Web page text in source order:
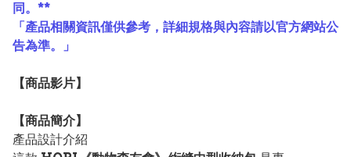
同。**
「產品相關資訊僅供參考，詳細規格與內容請以官方網站公
告為準。」
【商品影片】
【商品簡介】
產品設計介紹